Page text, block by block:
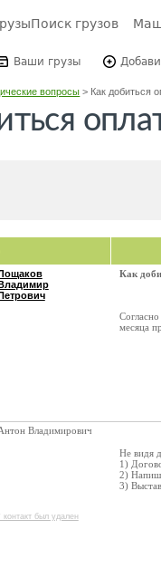
Поиск грузов
Ваши грузы
вопросы > Как добиться
Как
месяца
Владимирович
контакт был удален
Не видя
1)
2)
3)